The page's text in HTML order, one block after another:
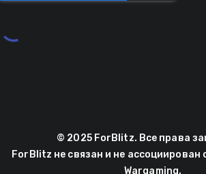
© 2025 ForBlitz. Все права
ForBlitz не связан и не ассоциирован
Wargaming.